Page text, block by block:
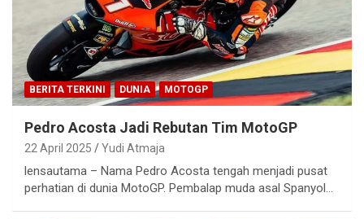
BERITA TERKINI DUNIA MOTOGP
Pedro Acosta Jadi Rebutan Tim MotoGP
22 April 2025 Yudi Atmaja
lensautama – Nama Pedro Acosta tengah menjadi pusat
perhatian di dunia MotoGP. Pembalap muda asal Spanyol…